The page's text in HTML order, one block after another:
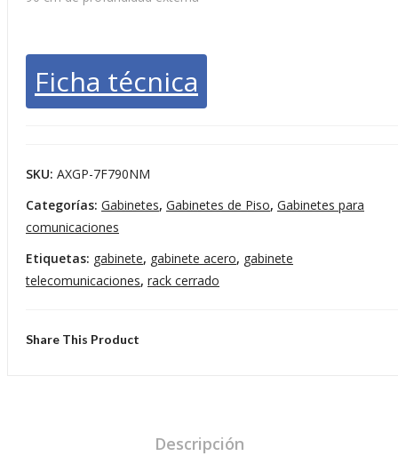
Ficha técnica
SKU: AXGP-7F790NM
Categorías: Gabinetes, Gabinetes de Piso, Gabinetes para
comunicaciones
Etiquetas: gabinete, gabinete acero, gabinete
telecomunicaciones, rack cerrado
Share This Product
Descripción